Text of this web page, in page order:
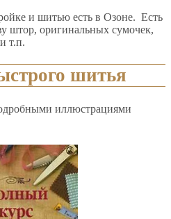
и шитью есть в Озоне. Есть
штор, оригинальных сумочек,
т.п.
шитья
иллюстрациями